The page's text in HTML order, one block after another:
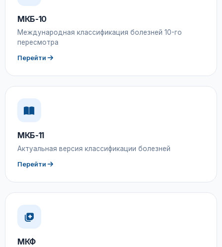
МКБ-10
Международная классификация болезней 10-го
пересмотра
Перейти
МКБ-11
Актуальная версия классификации болезней
Перейти
МКФ